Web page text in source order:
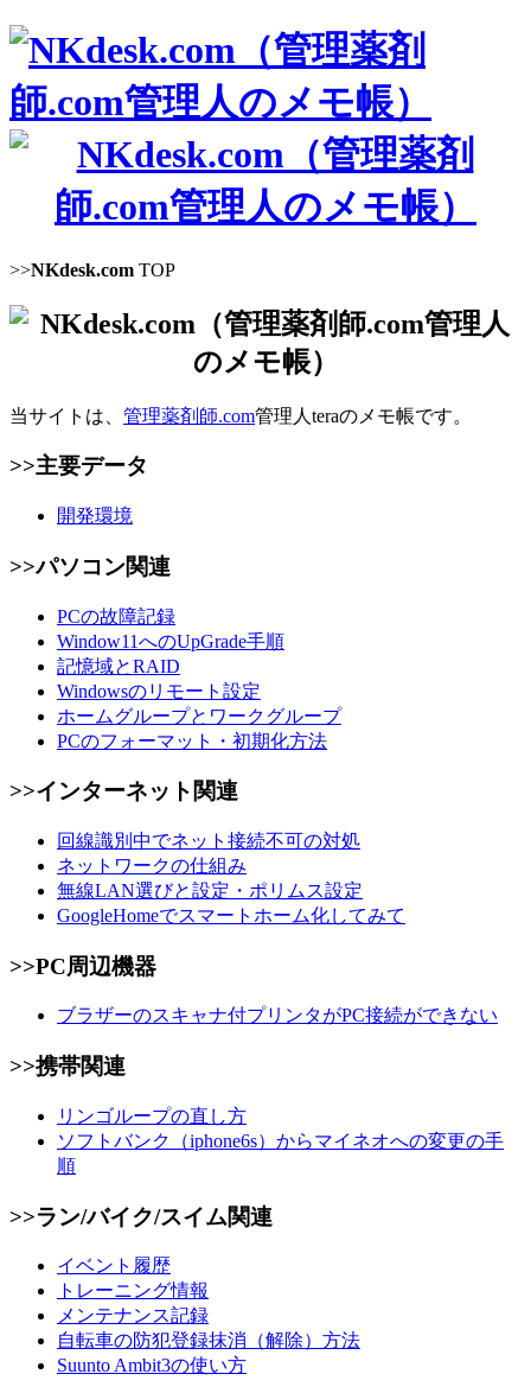
>>NKdesk.com TOP
当サイトは、 管理薬剤師.com管理人teraのメモ帳です。
>>主要データ
開発環境
>>パソコン関連
PCの故障記録
Window11へのUpGrade手順
記憶域とRAID
Windowsのリモート設定
ホームグループとワークグループ
PCのフォーマット・初期化方法
>>インターネット関連
回線識別中でネット接続不可の対処
ネットワークの仕組み
無線LAN選びと設定・ポリムス設定
GoogleHomeでスマートホーム化してみて
>>PC周辺機器
ブラザーのスキャナ付プリンタがPC接続ができない
>>携帯関連
リンゴループの直し方
ソフトバンク（iphone6s）からマイネオへの変更の手
順
>>ラン/バイク/スイム関連
イベント履歴
トレーニング情報
メンテナンス記録
自転車の防犯登録抹消（解除）方法
Suunto Ambit3の使い方